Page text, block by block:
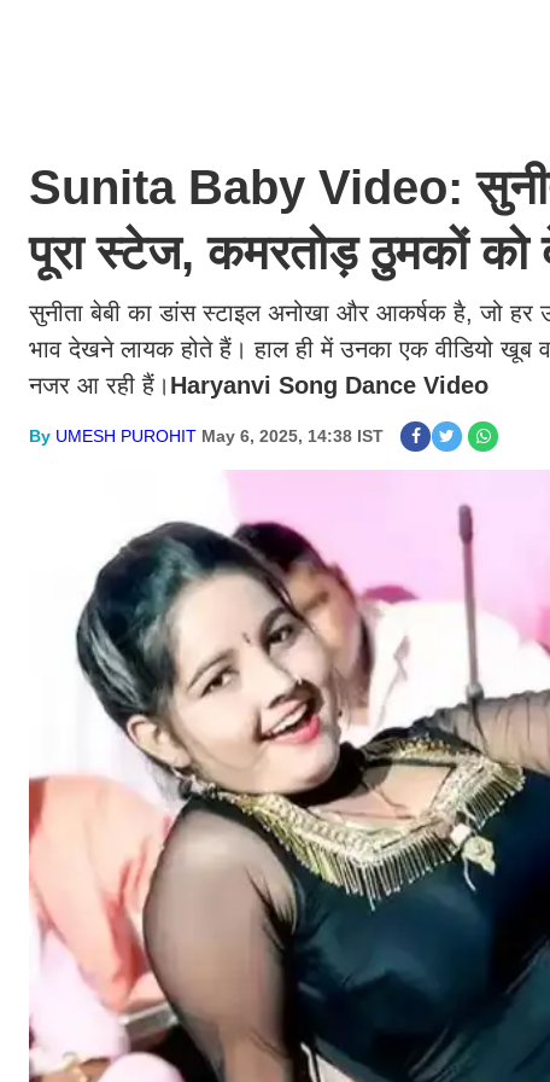
Sunita Baby Video: सुनीता
पूरा स्टेज, कमरतोड़ ठुमकों
सुनीता बेबी का डांस स्टाइल अनोखा और आकर्षक है, जो
भाव देखने लायक होते हैं। हाल ही में उनका एक वीडियो खूब
नजर आ रही हैं। Haryanvi Song Dance Video
By UMESH PUROHIT May 6, 2025, 14:38 IST